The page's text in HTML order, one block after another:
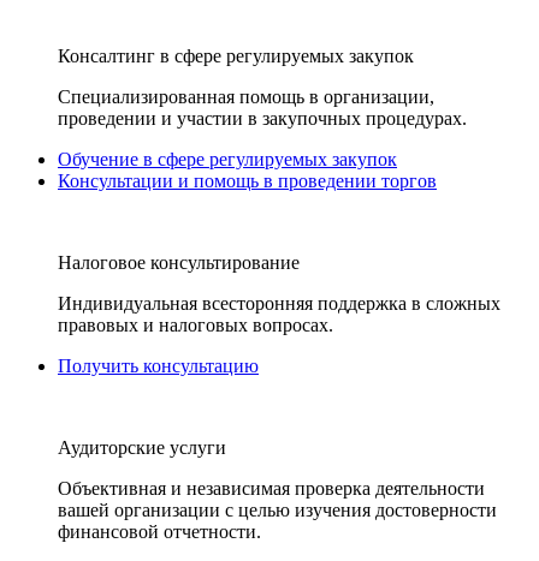
Консалтинг в сфере регулируемых закупок
Специализированная помощь в организации,
проведении и участии в закупочных процедурах.
Обучение в сфере регулируемых закупок
Консультации и помощь в проведении торгов
Налоговое консультирование
Индивидуальная всесторонняя поддержка в сложных
правовых и налоговых вопросах.
Получить консультацию
Аудиторские услуги
Объективная и независимая проверка деятельности
вашей организации с целью изучения достоверности
финансовой отчетности.